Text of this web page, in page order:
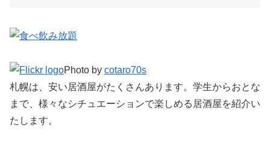
Photo by cotaro70s
札幌は、安い居酒屋がたくさんあります。学生からおとな
まで、様々なシチュエーションで楽しめる居酒屋を紹介い
たします。